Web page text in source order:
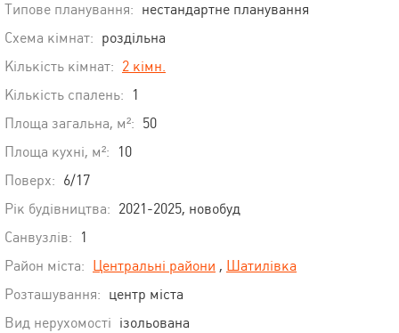
Типове планування: нестандартне планування
Схема кімнат: роздільна
Кількість кімнат: 2 кімн.
Кількість спалень:
1
Площа загальна, м²: 50
Площа кухні, м²:
10
Поверх: 6/17
Рік будівництва: 2021-2025, новобуд
Санвузлів:
1
Район міста: Центральні райони , Шатилівка
Розташування: центр міста
Вид нерухомості ізольована